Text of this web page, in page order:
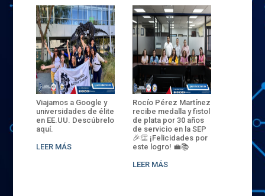
Viajamos a Google y
universidades de élite
en EE.UU. Descúbrelo
aquí.
LEER MÁS
Rocío Pérez Martínez
recibe medalla y fistol
de plata por 30 años
de servicio en la SEP
🎉👏 ¡Felicidades por
este logro! 💼📚
LEER MÁS
ENECB-
del
batalla.
32
sede